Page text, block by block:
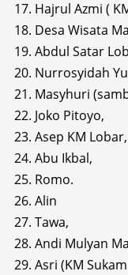
17. Hajrul Azmi (
18. Desa Wisata
19. Abdul Satar
20. Nurrosyidah
21. Masyhuri
22. Joko Pitoyo,
23. Asep KM Lobar,
24. Abu Ikbal,
25. Romo.
26. Alin
27. Tawa,
28. Andi Mulyan
29. Asri (KM